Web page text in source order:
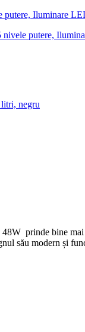
Iluminare
putere,
negru
prinde bine
său modern și